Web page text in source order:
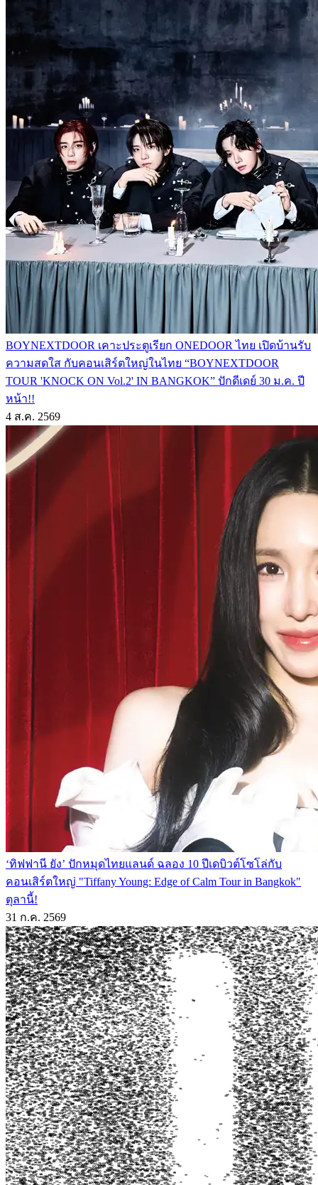
BOYNEXTDOOR เคาะประตูเรียก ONEDOOR ไทย เปิดบ้านรับ
ความสดใส กับคอนเสิร์ตใหญ่ในไทย “BOYNEXTDOOR
TOUR 'KNOCK ON Vol.2' IN BANGKOK” ปักดีเดย์ 30 ม.ค. ปี
หน้า!!
4 ส.ค. 2569
‘ทิฟฟานี ยัง’ ปักหมุดไทยแลนด์ ฉลอง 10 ปีเดบิวต์โซโล่กับ
คอนเสิร์ตใหญ่ "Tiffany Young: Edge of Calm Tour in Bangkok"
ตุลานี้!
31 ก.ค. 2569